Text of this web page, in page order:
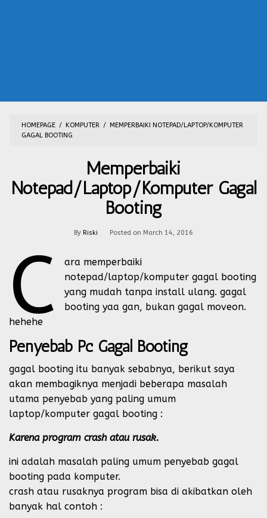
HOMEPAGE / KOMPUTER / MEMPERBAIKI NOTEPAD/LAPTOP/KOMPUTER
GAGAL BOOTING
Memperbaiki
Notepad/Laptop/Komputer Gagal
Booting
By Riski Posted on March 14, 2016
C
ara memperbaiki
notepad/laptop/komputer gagal booting
yang mudah tanpa install ulang. gagal
booting yaa gan, bukan gagal moveon.
hehehe
Penyebab Pc Gagal Booting
gagal booting itu banyak sebabnya, berikut saya
akan membagiknya menjadi beberapa masalah
utama penyebab yang paling umum
laptop/komputer gagal booting :
Karena program crash atau rusak.
ini adalah masalah paling umum penyebab gagal
booting pada komputer.
crash atau rusaknya program bisa di akibatkan oleh
banyak hal contoh :